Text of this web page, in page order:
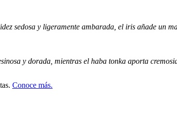
sedosa y ligeramente ambarada, el iris añade un
y dorada, mientras el haba tonka aporta